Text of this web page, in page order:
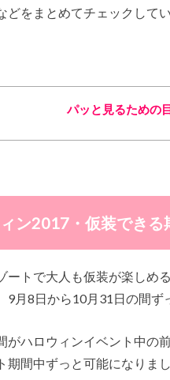
どをまとめてチェックして
パッと見るための
ン2017・仮装できる
ートで大人も仮装が楽しめ
9月8日から10月31日の間ず
がハロウィンイベント中の
間中ずっと可能になりまし